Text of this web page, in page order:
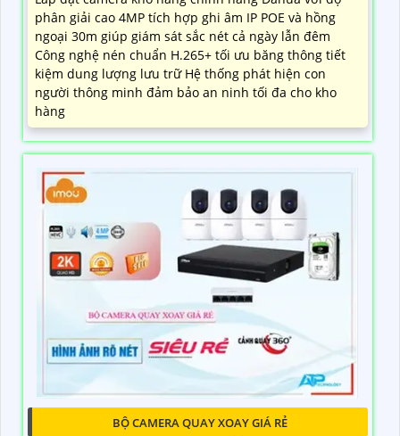
phân giải cao 4MP tích hợp ghi âm IP POE và hồng
ngoại 30m giúp giám sát sắc nét cả ngày lẫn đêm
Công nghệ nén chuẩn H.265+ tối ưu băng thông tiết
kiệm dung lượng lưu trữ Hệ thống phát hiện con
người thông minh đảm bảo an ninh tối đa cho kho
hàng
BỘ CAMERA QUAY XOAY GIÁ RẺ